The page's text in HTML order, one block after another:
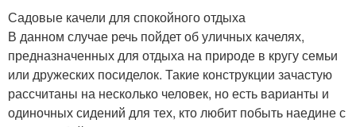
Садовые качели для спокойного отдыха
В данном случае речь пойдет об уличных качелях,
предназначенных для отдыха на природе в кругу семьи
или дружеских посиделок. Такие конструкции зачастую
рассчитаны на несколько человек, но есть варианты и
одиночных сидений для тех, кто любит побыть наедине с